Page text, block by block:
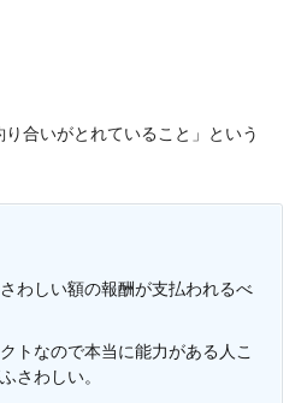
り合いがとれていること」という
わしい額の報酬が支払われるべ
トなので本当に能力がある人こ
さわしい。